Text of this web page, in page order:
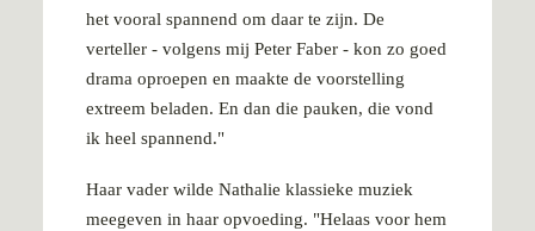
het vooral spannend om daar te zijn. De
verteller - volgens mij Peter Faber - kon zo goed
drama oproepen en maakte de voorstelling
extreem beladen. En dan die pauken, die vond
ik heel spannend."
Haar vader wilde Nathalie klassieke muziek
meegeven in haar opvoeding. "Helaas voor hem